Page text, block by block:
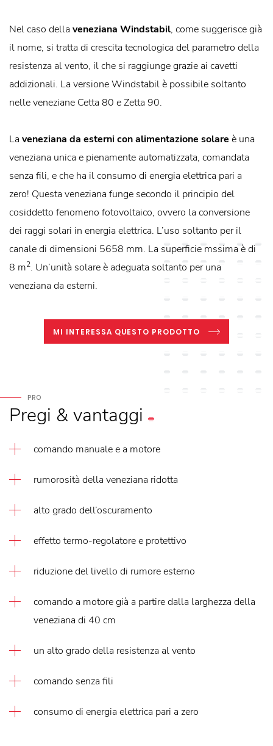
Nel caso dellaveneziana Windstabil, come suggerisce già
il nome, si tratta di crescita tecnologica del parametro della
resistenza al vento, il che si raggiunge grazie ai cavetti
addizionali. La versione Windstabil è possibile soltanto
nelle veneziane Cetta 80 e Zetta 90.
Laveneziana da esterni con alimentazione solare è una
veneziana unica e pienamente automatizzata, comandata
senza fili, e che ha il consumo di energia elettrica pari a
zero! Questa veneziana funge secondo il principio del
cosiddetto fenomeno fotovoltaico, ovvero la conversione
dei raggi solari in energia elettrica. L’uso soltanto per il
canale di dimensioni 5658 mm. La superficie mssima è di
8 m2. Un’unità solare è adeguata soltanto per una
veneziana da esterni.
MI INTERESSA QUESTO PRODOTTO
PRO
Pregi &vantaggi
comando manuale e a motore
rumorosità della veneziana ridotta
alto grado dell’oscuramento
effetto termo-regolatore e protettivo
riduzione del livello di rumore esterno
comando a motore già a partire dalla larghezza della
veneziana di 40 cm
un alto grado della resistenza al vento
comando senza fili
consumo di energia elettrica pari a zero